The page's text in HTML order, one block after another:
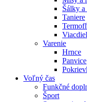
Šálky
Taniere
Varenie
Hrnce
Panvice
Voľný čas
Funkčné
Šport